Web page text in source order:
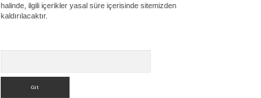
halinde, ilgili içerikler yasal süre içerisinde sitemizden
kaldırılacaktır.